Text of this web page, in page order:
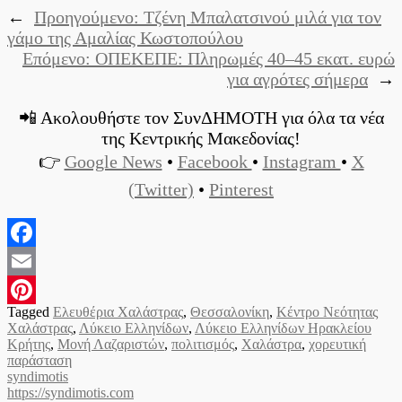
←
Προηγούμενο: Τζένη Μπαλατσινού μιλά για τον
γάμο της Αμαλίας Κωστοπούλου
Επόμενο: ΟΠΕΚΕΠΕ: Πληρωμές 40–45 εκατ. ευρώ
για αγρότες σήμερα
→
📲 Ακολουθήστε τον ΣυνΔΗΜΟΤΗ για όλα τα νέα
της Κεντρικής Μακεδονίας!
👉 Google News • Facebook • Instagram • X
(Twitter) • Pinterest
Facebook
Email
Pinterest
Tagged Ελευθέρια Χαλάστρας, Θεσσαλονίκη, Κέντρο Νεότητας
Χαλάστρας, Λύκειο Ελληνίδων, Λύκειο Ελληνίδων Ηρακλείου
Κρήτης, Μονή Λαζαριστών, πολιτισμός, Χαλάστρα, χορευτική
παράσταση
syndimotis
https://syndimotis.com